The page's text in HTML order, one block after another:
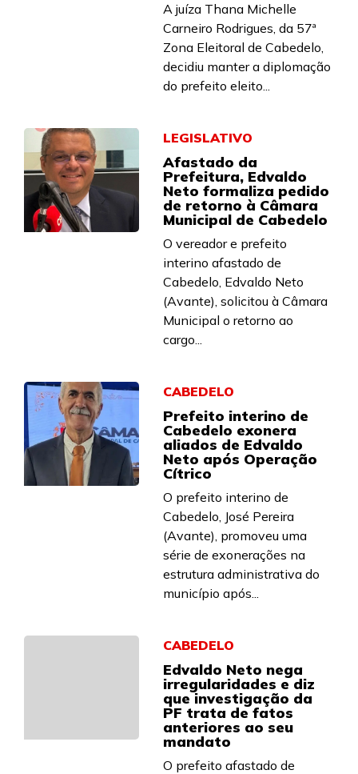
A juíza Thana Michelle
Carneiro Rodrigues, da 57ª
Zona Eleitoral de Cabedelo,
decidiu manter a diplomação
do prefeito eleito...
LEGISLATIVO
Afastado da
Prefeitura, Edvaldo
Neto formaliza pedido
de retorno à Câmara
Municipal de Cabedelo
O vereador e prefeito
interino afastado de
Cabedelo, Edvaldo Neto
(Avante), solicitou à Câmara
Municipal o retorno ao
cargo...
CABEDELO
Prefeito interino de
Cabedelo exonera
aliados de Edvaldo
Neto após Operação
Cítrico
O prefeito interino de
Cabedelo, José Pereira
(Avante), promoveu uma
série de exonerações na
estrutura administrativa do
município após...
CABEDELO
Edvaldo Neto nega
irregularidades e diz
que investigação da
PF trata de fatos
anteriores ao seu
mandato
O prefeito afastado de